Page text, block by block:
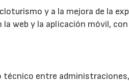
y a la mejora de la
web y la aplicación móvil,
entre